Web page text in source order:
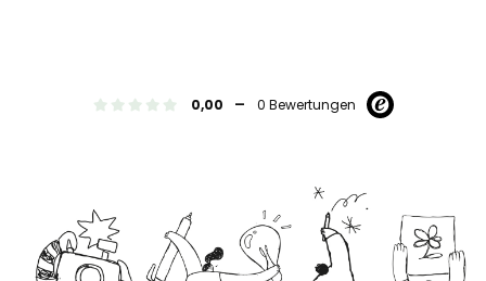
0,00 - 0 Bewertungen